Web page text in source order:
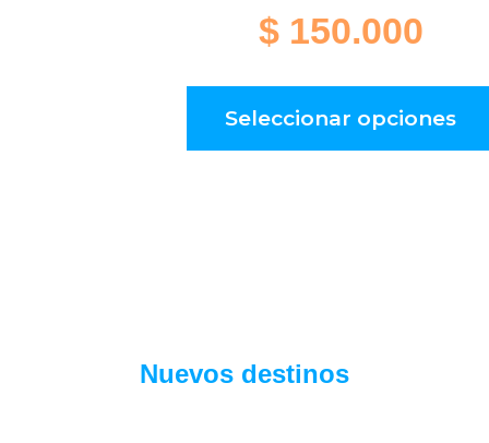
$150.000
Seleccionar opciones
Nuevos destinos